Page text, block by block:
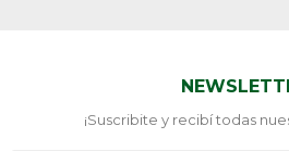
¡Suscribite y recibí todas